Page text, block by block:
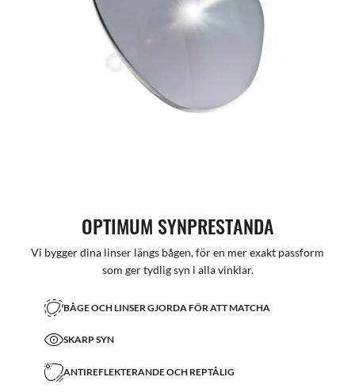
OPTIMUM SYNPRESTANDA
Vi bygger dina linser längs bågen, för en mer exakt passform
som ger tydlig syn i alla vinklar.
BÅGE OCH LINSER GJORDA FÖR ATT MATCHA
SKARP SYN
ANTIREFLEKTERANDE OCH REPTÅLIG